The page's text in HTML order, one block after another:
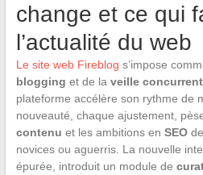
change et ce qui
l’actualité du web
Le site web Fireblog s’impose
blogging et de la veille
plateforme accélère son rythme de
nouveauté, chaque ajustement,
contenu et les ambitions en SEO
novices ou aguerris. La nouvelle
épurée, introduit un module de